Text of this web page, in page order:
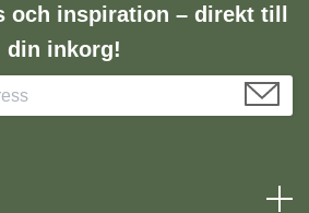
och inspiration – direkt till
din inkorg!